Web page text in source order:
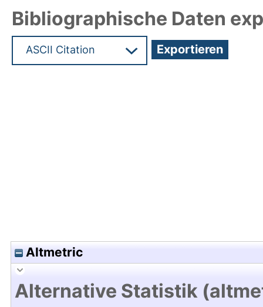
Bibliographische Daten
Altmetric
Alternative Statistik